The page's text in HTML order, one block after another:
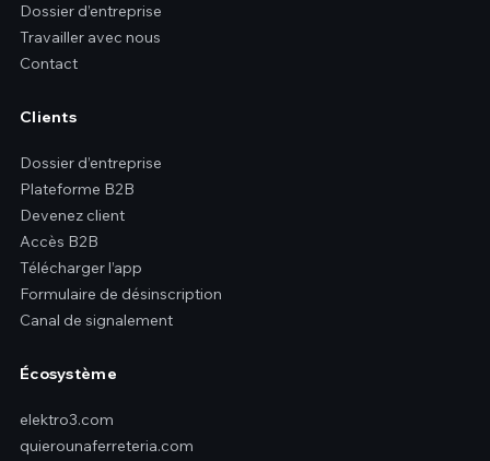
Dossier d’entreprise
Travailler avec nous
Contact
Clients
Dossier d’entreprise
Plateforme B2B
Devenez client
Accès B2B
Télécharger l’app
Formulaire de désinscription
Canal de signalement
Écosystème
elektro3.com
quierounaferreteria.com